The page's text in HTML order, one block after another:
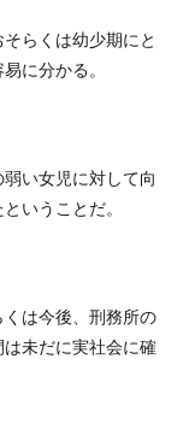
らくは幼少期にと
に分かる。
い女児に対して向
いうことだ。
は今後、刑務所の
未だに実社会に確